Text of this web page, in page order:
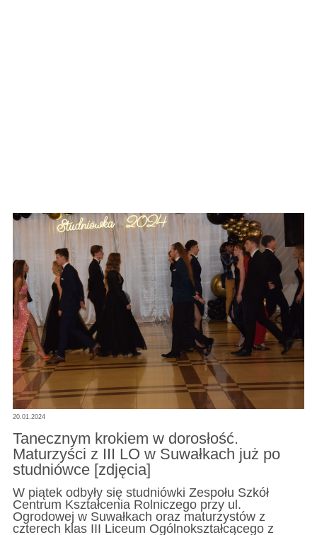
20.01.2024
Tanecznym krokiem w dorosłość.
Maturzyści z III LO w Suwałkach już po
studniówce [zdjęcia]
W piątek odbyły się studniówki Zespołu Szkół
Centrum Kształcenia Rolniczego przy ul.
Ogrodowej w Suwałkach oraz maturzystów z
czterech klas III Liceum Ogólnokształcącego z